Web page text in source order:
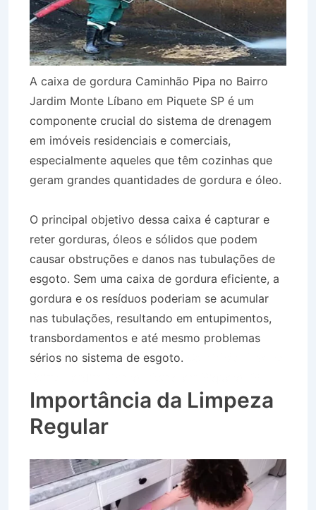
A caixa de gordura Caminhão Pipa no Bairro
Jardim Monte Líbano em Piquete SP é um
componente crucial do sistema de drenagem
em imóveis residenciais e comerciais,
especialmente aqueles que têm cozinhas que
geram grandes quantidades de gordura e óleo.
O principal objetivo dessa caixa é capturar e
reter gorduras, óleos e sólidos que podem
causar obstruções e danos nas tubulações de
esgoto. Sem uma caixa de gordura eficiente, a
gordura e os resíduos poderiam se acumular
nas tubulações, resultando em entupimentos,
transbordamentos e até mesmo problemas
sérios no sistema de esgoto.
Importância da Limpeza
Regular